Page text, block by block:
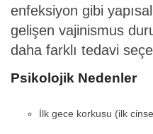
enfeksiyon gibi
gelişen vajinismus
daha farklı tedavi
Psikolojik Nedenler
İlk gece korkusu (ilk